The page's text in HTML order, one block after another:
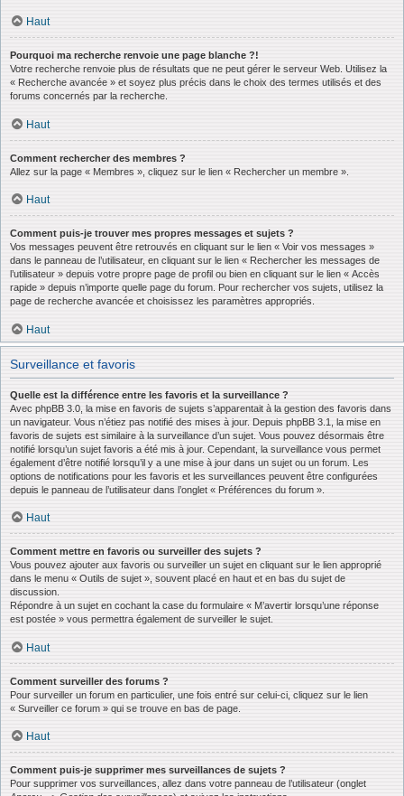
Haut
Pourquoi ma recherche renvoie une page blanche ?!
Votre recherche renvoie plus de résultats que ne peut gérer le serveur Web. Utilisez la
« Recherche avancée » et soyez plus précis dans le choix des termes utilisés et des
forums concernés par la recherche.
Haut
Comment rechercher des membres ?
Allez sur la page « Membres », cliquez sur le lien « Rechercher un membre ».
Haut
Comment puis-je trouver mes propres messages et sujets ?
Vos messages peuvent être retrouvés en cliquant sur le lien « Voir vos messages »
dans le panneau de l’utilisateur, en cliquant sur le lien « Rechercher les messages de
l’utilisateur » depuis votre propre page de profil ou bien en cliquant sur le lien « Accès
rapide » depuis n’importe quelle page du forum. Pour rechercher vos sujets, utilisez la
page de recherche avancée et choisissez les paramètres appropriés.
Haut
Surveillance et favoris
Quelle est la différence entre les favoris et la surveillance ?
Avec phpBB 3.0, la mise en favoris de sujets s’apparentait à la gestion des favoris dans
un navigateur. Vous n’étiez pas notifié des mises à jour. Depuis phpBB 3.1, la mise en
favoris de sujets est similaire à la surveillance d’un sujet. Vous pouvez désormais être
notifié lorsqu’un sujet favoris a été mis à jour. Cependant, la surveillance vous permet
également d’être notifié lorsqu’il y a une mise à jour dans un sujet ou un forum. Les
options de notifications pour les favoris et les surveillances peuvent être configurées
depuis le panneau de l’utilisateur dans l’onglet « Préférences du forum ».
Haut
Comment mettre en favoris ou surveiller des sujets ?
Vous pouvez ajouter aux favoris ou surveiller un sujet en cliquant sur le lien approprié
dans le menu « Outils de sujet », souvent placé en haut et en bas du sujet de
discussion.
Répondre à un sujet en cochant la case du formulaire « M’avertir lorsqu’une réponse
est postée » vous permettra également de surveiller le sujet.
Haut
Comment surveiller des forums ?
Pour surveiller un forum en particulier, une fois entré sur celui-ci, cliquez sur le lien
« Surveiller ce forum » qui se trouve en bas de page.
Haut
Comment puis-je supprimer mes surveillances de sujets ?
Pour supprimer vos surveillances, allez dans votre panneau de l’utilisateur (onglet